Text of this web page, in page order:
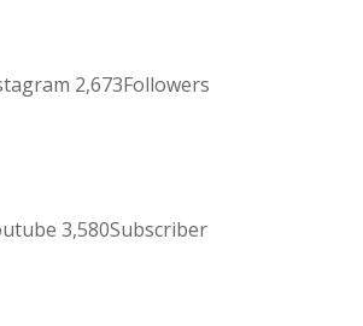
2,673Followers
3,580Subscriber